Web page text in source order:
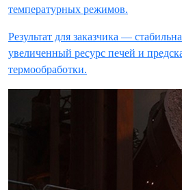
температурных режимов.
Результат для заказчика —
увеличенный ресурс печей и
термообработки.